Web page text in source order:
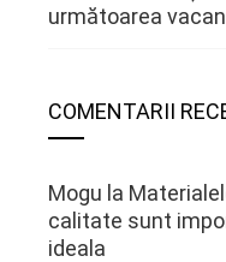
următoarea
COMENTARII
Mogu la
calitate sunt
ideala